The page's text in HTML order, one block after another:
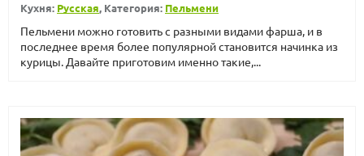
Кухня: Русская, Категория: Пельмени
Пельмени можно готовить с разными видами фарша, и в
последнее время более популярной становится начинка из
курицы. Давайте приготовим именно такие,...